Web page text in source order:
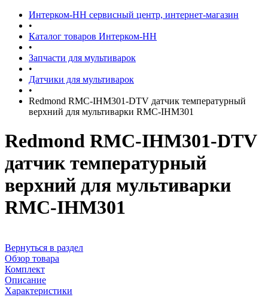
Интерком-НН сервисный центр, интернет-магазин
•
Каталог товаров Интерком-НН
•
Запчасти для мультиварок
•
Датчики для мультиварок
•
Redmond RMC-IHM301-DTV датчик температурный
верхний для мультиварки RMC-IHМ301
Redmond RMC-IHM301-DTV
датчик температурный
верхний для мультиварки
RMC-IHМ301
Вернуться в раздел
Обзор товара
Комплект
Описание
Характеристики